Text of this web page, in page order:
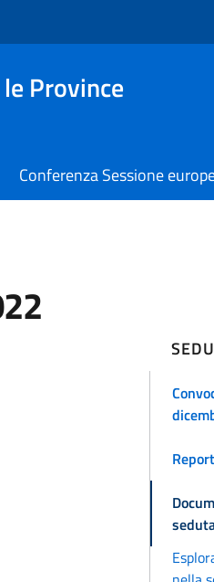
Province
Conferenza Sessione